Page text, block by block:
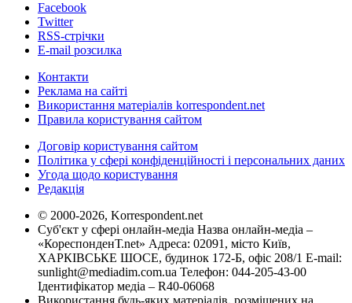
Facebook
Twitter
RSS-стрічки
E-mail розсилка
Контакти
Реклама на сайті
Використання матеріалів korrespondent.net
Правила користування сайтом
Договір користування сайтом
Політика у сфері конфіденційності і персональних даних
Угода щодо користування
Редакція
© 2000-2026, Korrespondent.net
Суб'єкт у сфері онлайн-медіа Назва онлайн-медіа –
«КореспонденТ.net» Адреса: 02091, місто Київ,
ХАРКІВСЬКЕ ШОСЕ, будинок 172-Б, офіс 208/1 E-mail:
sunlight@mediadim.com.ua Телефон: 044-205-43-00
Ідентифікатор медіа – R40-06068